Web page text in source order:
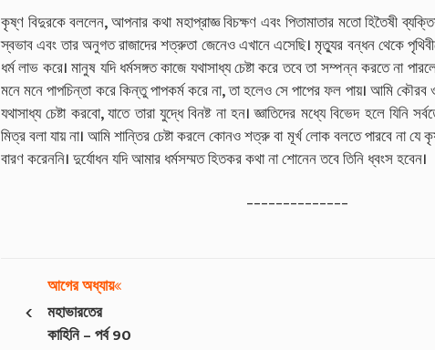
কৃষ্ণ বিদুরকে বললেন, আপনার কথা মহাপ্রাজ্ঞ বিচক্ষণ এবং পিতামাতার মতো হিতৈষী
স্বভাব এবং তার অনুগত রাজাদের শত্রুতা জেনেও এখানে এসেছি। মৃত্যুর বন্ধন থেকে
ধর্ম লাভ করে। মানুষ যদি ধর্মসঙ্গত কাজে যথাসাধ্য চেষ্টা করে তবে তা সম্পন্ন করতে না
মনে মনে পাপচিন্তা করে কিন্তু পাপকর্ম করে না, তা হলেও সে পাপের ফল পায়। আমি কৌরব
যথাসাধ্য চেষ্টা করবো, যাতে তারা যুদ্ধে বিনষ্ট না হন। জ্ঞাতিদের মধ্যে বিভেদ হলে যিনি
মিত্র বলা যায় না। আমি শান্তির চেষ্টা করলে কোনও শত্রু বা মূর্খ লোক বলতে পারবে না
বারণ করেননি। দুর্যোধন যদি আমার ধর্মসম্মত হিতকর কথা না শোনেন তবে তিনি ধ্বংস হবেন।
‹
আগের অধ্যায়
মহাভারতের
কাহিনি – পর্ব 90